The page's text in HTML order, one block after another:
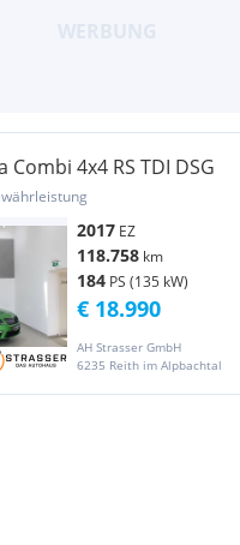
Combi 4x4 RS TDI DSG
2017 EZ
118.758 km
184 PS (135 kW)
AH Strasser GmbH
6235 Reith im Alpbachtal
€ 18.990